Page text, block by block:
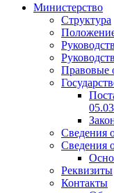
Министерство
Структура
Правовые
Сведения
Сведения
Реквизиты
Контакты